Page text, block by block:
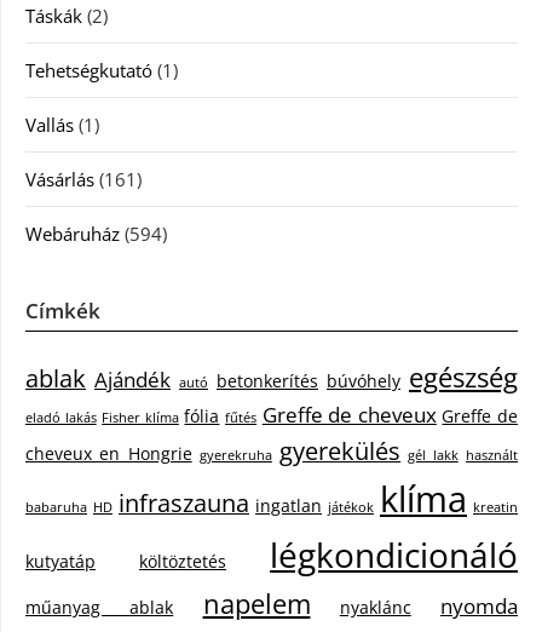
Táskák (2)
Tehetségkutató (1)
Vallás (1)
Vásárlás (161)
Webáruház (594)
Címkék
ablak Ajándék autó betonkerítés búvóhely egészség
eladó lakás Fisher klíma fólia fűtés Greffe de cheveux Greffe de
cheveux en Hongrie gyerekruha gyerekülés gél lakk használt
babaruha HD infraszauna ingatlan játékok klíma kreatin
kutyatáp költöztetés légkondicionáló
műanyag ablak napelem nyaklánc nyomda